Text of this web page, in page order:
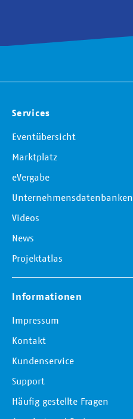
Services
Eventübersicht
Marktplatz
eVergabe
Unternehmensdatenbanken
Videos
News
Projektatlas
Informationen
Impressum
Kontakt
Kundenservice
Support
Häufig gestellte Fragen